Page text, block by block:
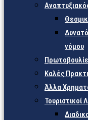
νόμου
Καλές
Άλλα
Τουριστικοί